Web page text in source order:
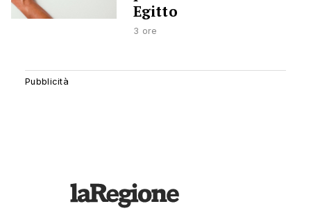
Egitto
3 ore